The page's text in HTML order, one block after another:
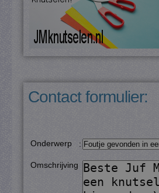
Contact formulier:
Onderwerp :
Omschrijving